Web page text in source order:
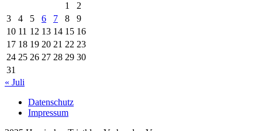
1
2
3
4 5 6 7 8
9
10 11 12 13 14 15 16
17 18 19 20 21 22 23
24 25 26 27 28 29 30
31
« Juli
Datenschutz
Impressum